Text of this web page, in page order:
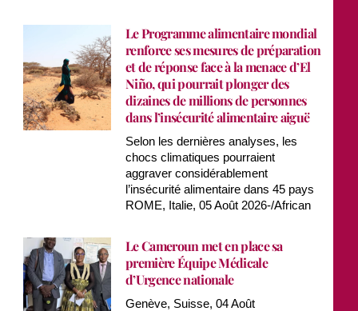
Le Programme alimentaire mondial
renforce ses mesures de préparation
et de réponse face à la menace d’El
Niño, qui pourrait plonger des
dizaines de millions de personnes
dans l’insécurité alimentaire aiguë
Selon les dernières analyses, les
chocs climatiques pourraient
aggraver considérablement
l’insécurité alimentaire dans 45 pays
ROME, Italie, 05 Août 2026-/African
Le Cameroun met en place sa
première Équipe Médicale
d’Urgence nationale
Genève, Suisse, 04 Août